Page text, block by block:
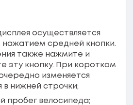
осуществляется
нажатием средней кнопки.
также нажмите и
эту кнопку. При коротком
изменяется
нижней строчки;
пробег велосипеда;